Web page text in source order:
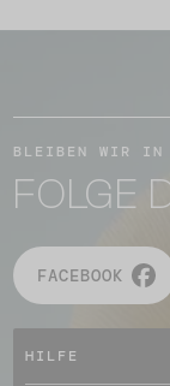
BLEIBEN WIR IN
FOLGE
FACEBOOK
HILFE